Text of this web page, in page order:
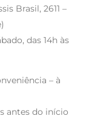
Brasil, 2611 –
das 14h às
– à
antes do início